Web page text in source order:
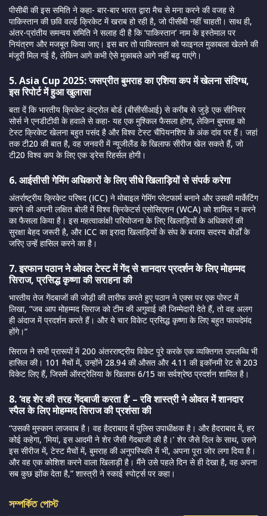
पीसीबी की इस समिति ने कहा- बार-बार भारत द्वारा मैच से मना करने की वजह से
पाकिस्तान की छवि वर्ल्ड क्रिकेट में खराब हो रही है, जो पीसीबी नहीं चाहती। साथ ही,
अंतर-प्रांतीय समन्वय समिति ने सलाह दी है कि ‘पाकिस्तान’ नाम के इस्तेमाल पर
नियंत्रण और मजबूत किया जाए। इस बार तो पाकिस्तान को फाइनल मुकाबला खेलने की
मंजूरी मिल गई है, लेकिन आगे कभी ऐसे मुकाबले आगे नहीं बढ़ पाएंगे।
5. Asia Cup 2025: जसप्रीत बुमराह का एशिया कप में खेलना संदिग्ध,
इस रिपोर्ट में हुआ खुलासा
बता दें कि भारतीय क्रिकेट कंट्रोल बोर्ड (बीसीसीआई) से करीब से जुड़े एक सीनियर
सोर्स ने एनडीटीवी के हवाले से कहा- यह एक मुश्किल फैसला होगा, लेकिन बुमराह को
टेस्ट क्रिकेट खेलना बहुत पसंद है और विश्व टेस्ट चैंपियनशिप के अंक दांव पर हैं। जहां
तक टी20 की बात है, वह जनवरी में न्यूजीलैंड के खिलाफ सीरीज खेल सकते हैं, जो
टी20 विश्व कप के लिए एक ड्रेस रिहर्सल होगी।
6. आईसीसी गेमिंग अधिकारों के लिए सीधे खिलाड़ियों से संपर्क करेगा
अंतर्राष्ट्रीय क्रिकेट परिषद (ICC) ने मोबाइल गेमिंग प्लेटफार्म बनाने और उसकी मार्केटिंग
करने की अपनी लक्षित बोली में विश्व क्रिकेटर्स एसोसिएशन (WCA) को शामिल न करने
का फैसला किया है। इस महत्वाकांक्षी परियोजना के लिए खिलाड़ियों के अधिकारों की
सुरक्षा बेहद जरूरी है, और ICC का इरादा खिलाड़ियों के संघ के बजाय सदस्य बोर्डों के
जरिए उन्हें हासिल करने का है।
7. इरफान पठान ने ओवल टेस्ट में गेंद से शानदार प्रदर्शन के लिए मोहम्मद
सिराज, प्रसिद्ध कृष्णा की सराहना की
भारतीय तेज गेंदबाजों की जोड़ी की तारीफ करते हुए पठान ने एक्स पर एक पोस्ट में
लिखा, “जब आप मोहम्मद सिराज को टीम की अगुवाई की जिम्मेदारी देते हैं, तो वह अलग
ही अंदाज में प्रदर्शन करते हैं। और ये चार विकेट प्रसिद्ध कृष्णा के लिए बहुत फायदेमंद
होंगे।”
सिराज ने सभी प्रारूपों में 200 अंतरराष्ट्रीय विकेट पूरे करके एक व्यक्तिगत उपलब्धि भी
हासिल की। 101 मैचों में, उन्होंने 28.94 की औसत और 4.11 की इकॉनमी रेट से 203
विकेट लिए हैं, जिसमें ऑस्ट्रेलिया के खिलाफ 6/15 का सर्वश्रेष्ठ प्रदर्शन शामिल है।
8. ‘वह शेर की तरह गेंदबाजी करता है’ – रवि शास्त्री ने ओवल में शानदार
स्पैल के लिए मोहम्मद सिराज की प्रशंसा की
“उसकी मुस्कान लाजवाब है। वह हैदराबाद में पुलिस उपाधीक्षक है। और हैदराबाद में, हर
कोई कहेगा, ‘मियां, इस आदमी ने शेर जैसी गेंदबाजी की है।’ शेर जैसे दिल के साथ, उसने
इस सीरीज में, टेस्ट मैचों में, बुमराह की अनुपस्थिति में भी, अपना पूरा जोर लगा दिया है।
और वह एक कोशिश करने वाला खिलाड़ी है। मैंने उसे पहले दिन से ही देखा है, वह अपना
सब कुछ झोंक देता है,” शास्त्री ने स्काई स्पोर्ट्स पर कहा।
সম্পর্কিত পোস্ট